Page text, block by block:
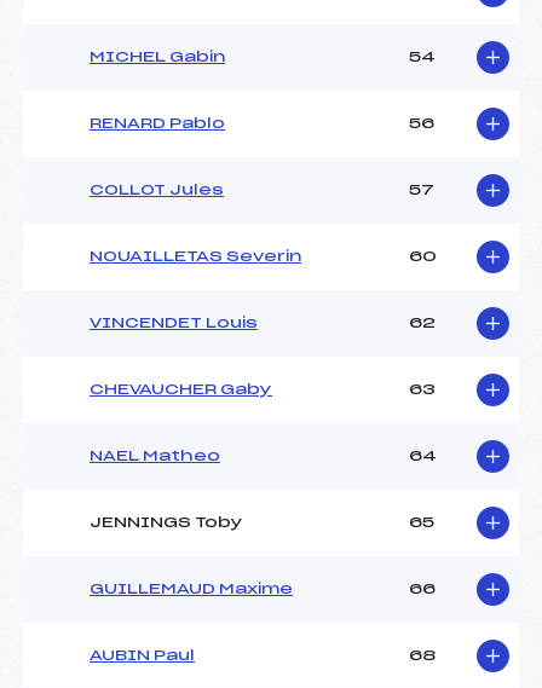
MICHEL Gabin 54
RENARD Pablo 56
COLLOT Jules 57
NOUAILLETAS Severin 60
VINCENDET Louis 62
CHEVAUCHER Gaby 63
NAEL Matheo 64
JENNINGS Toby 65
GUILLEMAUD Maxime 66
AUBIN Paul 68